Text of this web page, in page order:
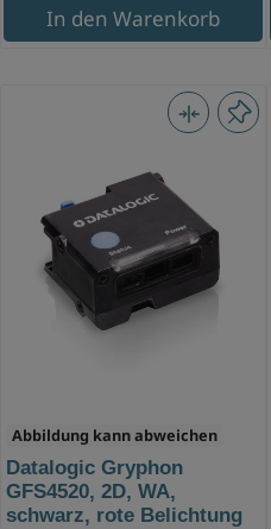
In den Warenkorb
Abbildung kann abweichen
Datalogic Gryphon
GFS4520, 2D, WA,
schwarz, rote Belichtung